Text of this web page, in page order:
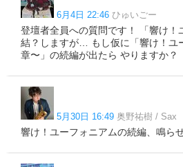
6月4日 22:46 ひゅいごー
登壇者全員への質問です！ 「響け！
結？しますが… もし仮に「響け！ユ
章〜」の続編が出たら やりますか？
5月30日 16:49 奥野祐樹 / Sax
響け！ユーフォニアムの続編、鳴ら